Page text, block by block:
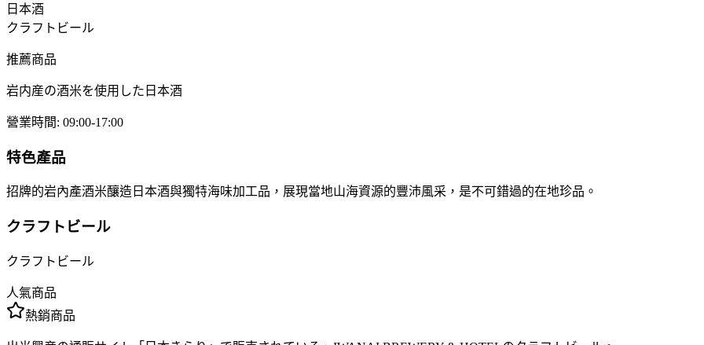
日本酒
クラフトビール
推薦商品
岩内産の酒米を使用した日本酒
營業時間: 09:00-17:00
特色產品
招牌的岩內產酒米釀造日本酒與獨特海味加工品，展現當地山海資源的豐沛風采，是不可錯過的在地珍品。
クラフトビール
クラフトビール
人氣商品
熱銷商品